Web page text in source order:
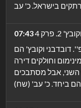
07:43
2. פרק 4
דובדבני וקובץ' הם
וחולקים דירה
השני, אבל מסתבכים